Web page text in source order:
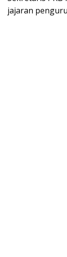
jajaran